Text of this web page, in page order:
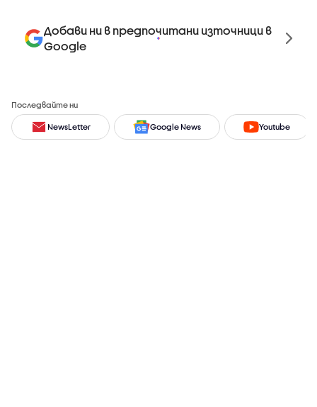
Добави ни в предпочитани източници в
Google
Последвайте ни
NewsLetter Google News Youtube